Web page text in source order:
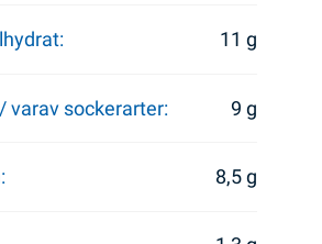
11 g
varav sockerarter: 9 g
8,5 g